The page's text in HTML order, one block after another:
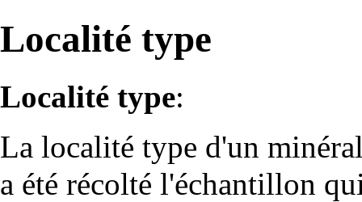
Localité type
Localité type:
La localité type d'un
a été récolté l'échantillon